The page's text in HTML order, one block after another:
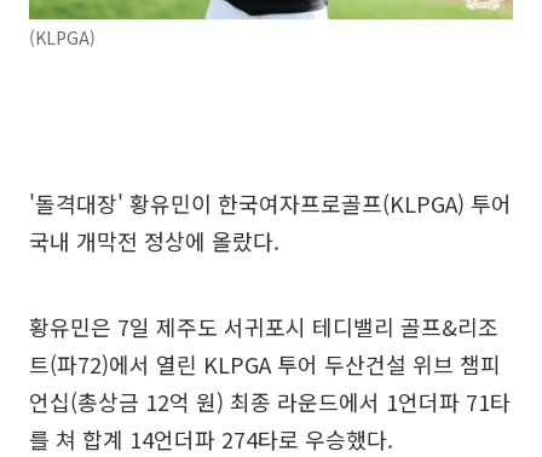
(KLPGA)
'돌격대장' 황유민이 한국여자프로골프(KLPGA) 투어
국내 개막전 정상에 올랐다.
황유민은 7일 제주도 서귀포시 테디밸리 골프&리조
트(파72)에서 열린 KLPGA 투어 두산건설 위브 챔피
언십(총상금 12억 원) 최종 라운드에서 1언더파 71타
를 쳐 합계 14언더파 274타로 우승했다.